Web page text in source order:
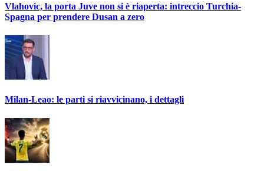
Vlahovic, la porta Juve non si è riaperta: intreccio Turchia-
Spagna per prendere Dusan a zero
Milan-Leao: le parti si riavvicinano, i dettagli